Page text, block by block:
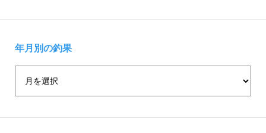
年月別の釣果